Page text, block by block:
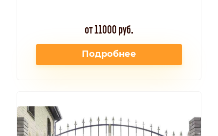
от 11000 руб.
Подробнее